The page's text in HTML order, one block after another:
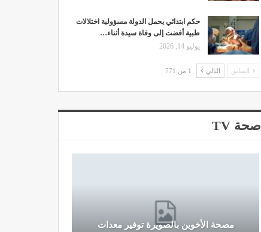
حكم ابتدائي يحمل الدولة مسؤولية اختلالات
طبية أفضت إلى وفاة سيدة أثناء…
يوليو 14, 2026
السابق التالي 1 من 771
صحة TV
مصحة الأخوين بالصويرة توفير معدات